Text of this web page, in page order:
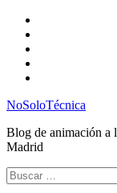
Saltar
contenido
NoSoloTécnica
Blog de animación a
Madrid
Buscar: